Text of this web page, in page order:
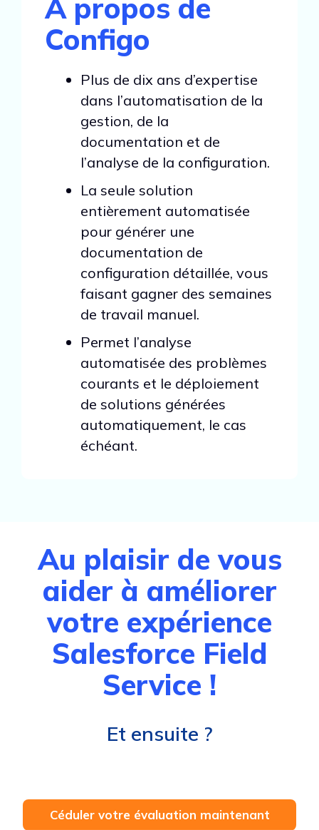
À propos de
Configo
Plus de dix ans d’expertise
dans l’automatisation de la
gestion, de la
documentation et de
l’analyse de la configuration.
La seule solution
entièrement automatisée
pour générer une
documentation de
configuration détaillée, vous
faisant gagner des semaines
de travail manuel.
Permet l’analyse
automatisée des problèmes
courants et le déploiement
de solutions générées
automatiquement, le cas
échéant.
Au plaisir de vous
aider à améliorer
votre expérience
Salesforce Field
Service !
Et ensuite ?
Céduler votre évaluation maintenant